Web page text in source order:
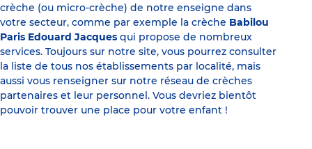
crèche (ou micro-crèche) de notre enseigne dans
votre secteur, comme par exemple la crèche Babilou
Paris Edouard Jacques qui propose de nombreux
services. Toujours sur notre site, vous pourrez consulter
la liste de tous nos établissements par localité, mais
aussi vous renseigner sur notre réseau de crèches
partenaires et leur personnel. Vous devriez bientôt
pouvoir trouver une place pour votre enfant !